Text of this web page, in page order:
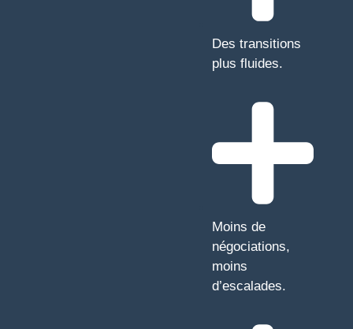
Des transitions
plus fluides.
Moins de
négociations,
moins
d’escalades.